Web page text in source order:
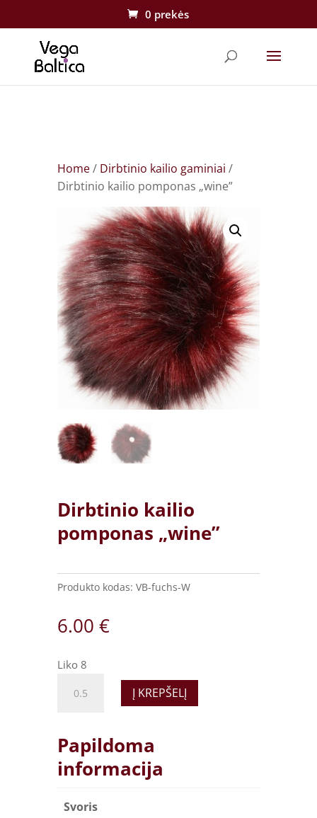
0 prekės
Home/ Dirbtinio kailio gaminiai /
Dirbtinio kailio pomponas „wine”
Dirbtinio kailio
pomponas „wine”
Produkto kodas: VB-fuchs-W
6.00 €
Liko 8
kailio
quantity
Į KREPŠELĮ
Papildoma
informacija
Svoris